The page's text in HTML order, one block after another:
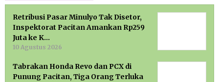
Retribusi Pasar Minulyo Tak Disetor,
Inspektorat Pacitan Amankan Rp259
Juta ke K…
10 Agustus 2026
Tabrakan Honda Revo dan PCX di
Punung Pacitan, Tiga Orang Terluka